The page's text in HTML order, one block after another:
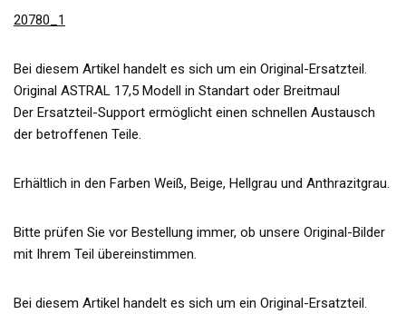
20780_1
Bei diesem Artikel handelt es sich um ein Original-Ersatzteil.
Original ASTRAL 17,5 Modell in Standart oder Breitmaul
Der Ersatzteil-Support ermöglicht einen schnellen Austausch
der betroffenen Teile.
Erhältlich in den Farben Weiß, Beige, Hellgrau und Anthrazitgrau.
Bitte prüfen Sie vor Bestellung immer, ob unsere Original-Bilder
mit Ihrem Teil übereinstimmen.
Bei diesem Artikel handelt es sich um ein Original-Ersatzteil.